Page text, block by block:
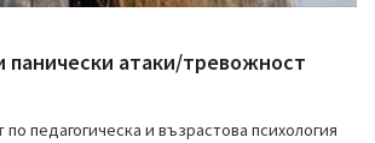
атаки/тревожност
педагогическа и възрастова психология